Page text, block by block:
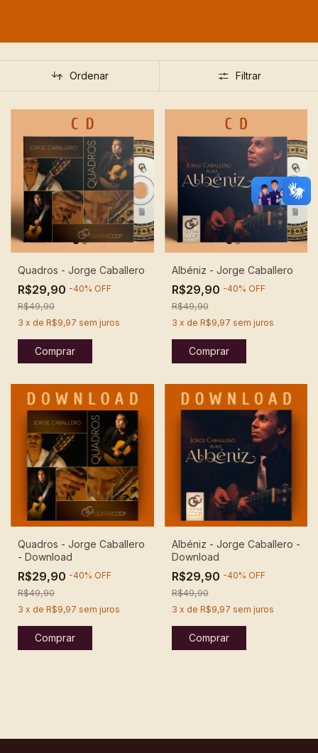
Ordenar Filtrar
Quadros - Jorge Caballero
R$29,90 -40% OFF
R$49,90
3 x de R$9,97 sem juros
Albéniz - Jorge Caballero
R$29,90 -40% OFF
R$49,90
3 x de R$9,97 sem juros
Quadros - Jorge Caballero
- Download
R$29,90 -40% OFF
R$49,90
3 x de R$9,97 sem juros
Albéniz - Jorge Caballero -
Download
R$29,90 -40% OFF
R$49,90
3 x de R$9,97 sem juros